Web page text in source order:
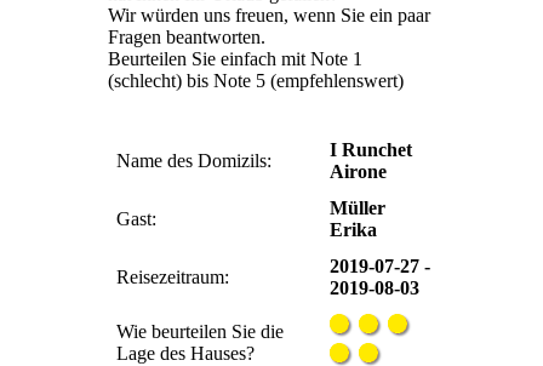
Wir würden uns freuen, wenn Sie ein paar
Fragen beantworten.
Beurteilen Sie einfach mit Note 1
(schlecht) bis Note 5 (empfehlenswert)
Name des Domizils:
I Runchet
Airone
Gast:
Müller
Erika
Reisezeitraum:
2019-07-27 -
2019-08-03
Wie beurteilen Sie die
Lage des Hauses?